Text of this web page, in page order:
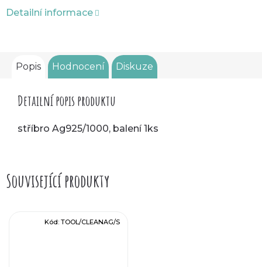
Detailní informace
Popis Hodnocení Diskuze
Detailní popis produktu
stříbro Ag925/1000, balení 1ks
Související produkty
Kód: TOOL/CLEANAG/S